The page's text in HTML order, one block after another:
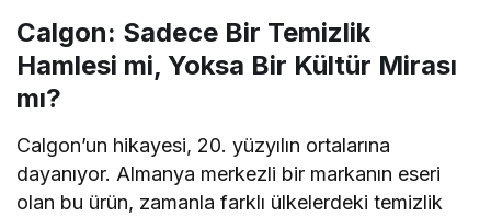
Calgon: Sadece Bir Temizlik
Hamlesi mi, Yoksa Bir Kültür Mirası
mı?
Calgon’un hikayesi, 20. yüzyılın ortalarına
dayanıyor. Almanya merkezli bir markanın eseri
olan bu ürün, zamanla farklı ülkelerdeki temizlik